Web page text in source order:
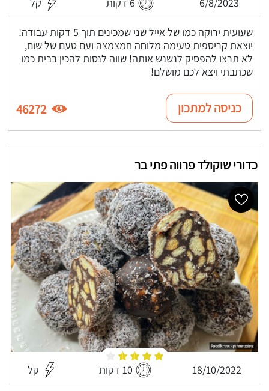
שעועית ירוקה כמו של אייל שני שמכינים תוך 5 דקות עבודה!
יוצאת קריספית טעימה מלוחה חמצמצה ועם טעם של שום,
לא תרצו להפסיק לנשנש אותה! שווה לנסות להכין בבית כמו
שכתבתי ויצא לכם מושלם!
כניסה למתכון 46272
כדורי שוקולד פרווה פתי בר
18/10/2022 10 דקות קל